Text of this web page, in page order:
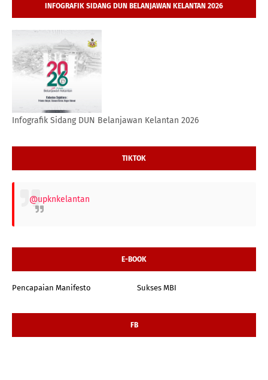
INFOGRAFIK SIDANG DUN BELANJAWAN KELANTAN 2026
Infografik Sidang DUN Belanjawan Kelantan 2026
TIKTOK
@upknkelantan
E-BOOK
Pencapaian Manifesto Sukses MBI
FB